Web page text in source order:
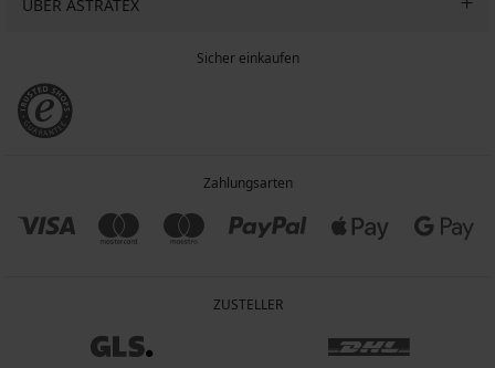
ÜBER ASTRATEX
Sicher einkaufen
Zahlungsarten
ZUSTELLER